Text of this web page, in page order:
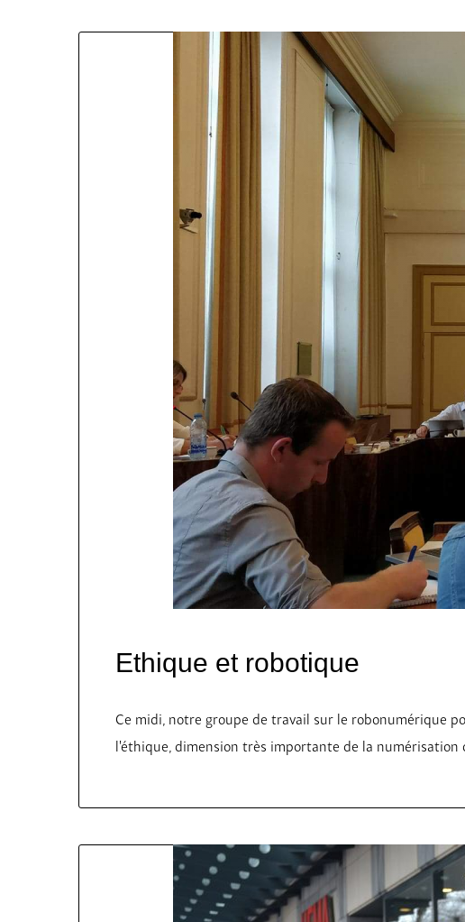
Ethique et robotique
Ce midi, notre groupe de travail sur le robonumérique
l’éthique, dimension très importante de la numérisation